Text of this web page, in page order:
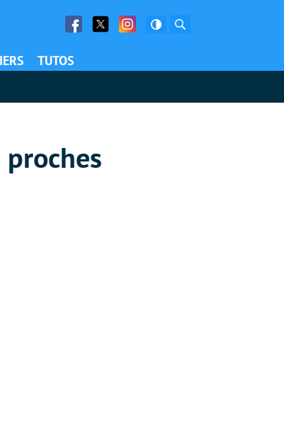
Facebook
Twitter Facebook
TUTOS